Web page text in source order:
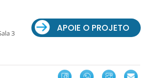
3
APOIE O PROJETO